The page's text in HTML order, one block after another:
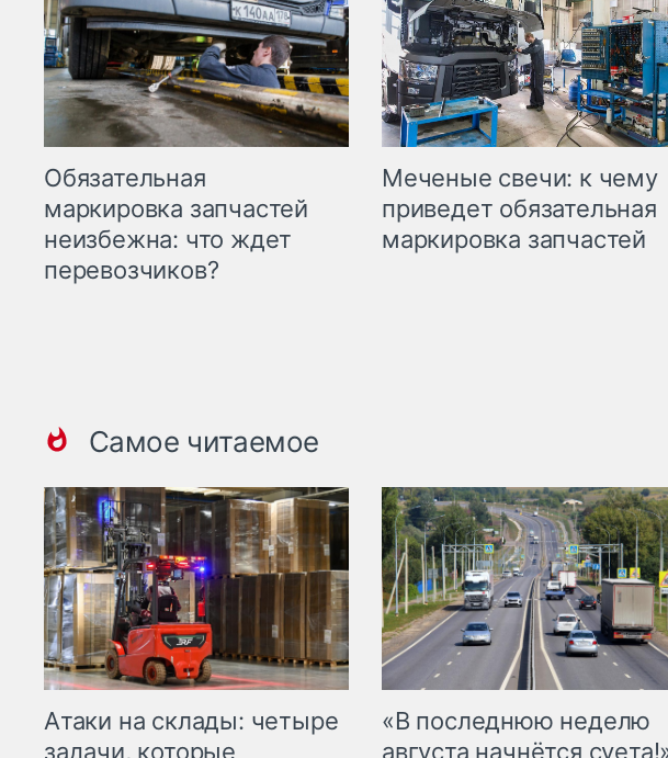
Обязательная
маркировка запчастей
неизбежна: что ждет
перевозчиков?
Меченые свечи: к чему
приведет обязательная
маркировка запчастей
Самое читаемое
Атаки на склады: четыре
задачи, которые
«В последнюю неделю
августа начнётся